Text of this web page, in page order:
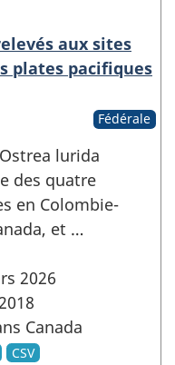
aux sites
plates pacifiques
Fédérale
lurida
des quatre
en Colombie-
et …
2026
Canada
CSV